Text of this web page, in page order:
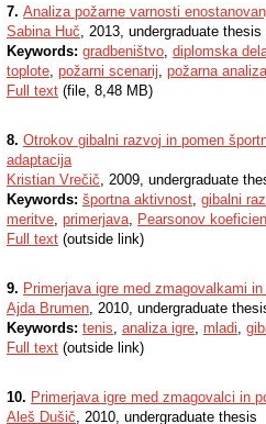
7. Analiza požarne varnosti
Sabina Huč, 2013, undergraduate thesis
Keywords: gradbeništvo, diplomska
toplote, požarni scenarij, požarna analiza
Full text (file, 8,48 MB)
8. Otrokov gibalni razvoj in pomen
adaptacija
Kristian Vrečič, 2009, undergraduate
Keywords: športna aktivnost, gibalni
meritve, primerjava, Pearsonov
Full text (outside link)
9. Primerjava igre med zmagovalkami
Ajda Brumen, 2010, undergraduate
Keywords: tenis, analiza igre, mladi,
Full text (outside link)
10. Primerjava igre med zmagovalci in
Aleš Dušič, 2010, undergraduate thesis